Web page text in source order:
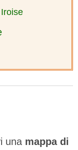
una mappa di